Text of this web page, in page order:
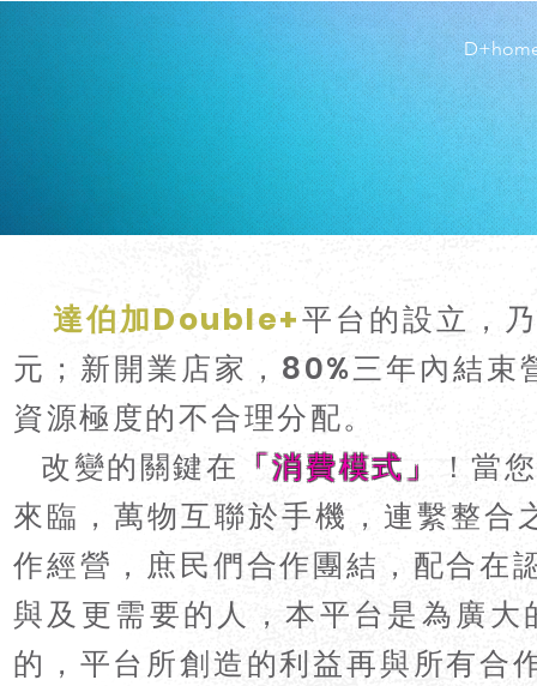
達伯加Double+平台的設立，
元；新開業店家，80%三年內結
資源極度的不合理分配。
改變的關鍵在 「消費模式」
！當
來臨，萬物互聯於手機，連繫整
作經營，庶民們合作團結，配合在
與及更需要的人，本平台是為廣
的，平台所創造的利益再與所有合